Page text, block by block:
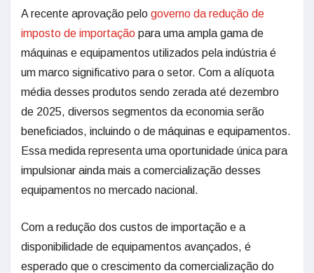
A recente aprovação pelo governo da redução de
imposto de importação para uma ampla gama de
máquinas e equipamentos utilizados pela indústria é
um marco significativo para o setor. Com a alíquota
média desses produtos sendo zerada até dezembro
de 2025, diversos segmentos da economia serão
beneficiados, incluindo o de máquinas e equipamentos.
Essa medida representa uma oportunidade única para
impulsionar ainda mais a comercialização desses
equipamentos no mercado nacional.
Com a redução dos custos de importação e a
disponibilidade de equipamentos avançados, é
esperado que o crescimento da comercialização do